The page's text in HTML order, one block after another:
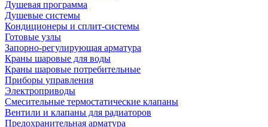
Душевая программа
Душевые системы
Кондиционеры и сплит-системы
Готовые узлы
Запорно-регулирующая арматура
Краны шаровые для воды
Краны шаровые потребительные
Приборы управления
Электроприводы
Смесительные термостатические клапаны
Вентили и клапаны для радиаторов
Предохранительная арматура